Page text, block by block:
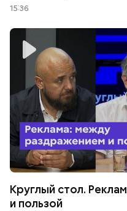
15:36
Круглый стол.
и пользой